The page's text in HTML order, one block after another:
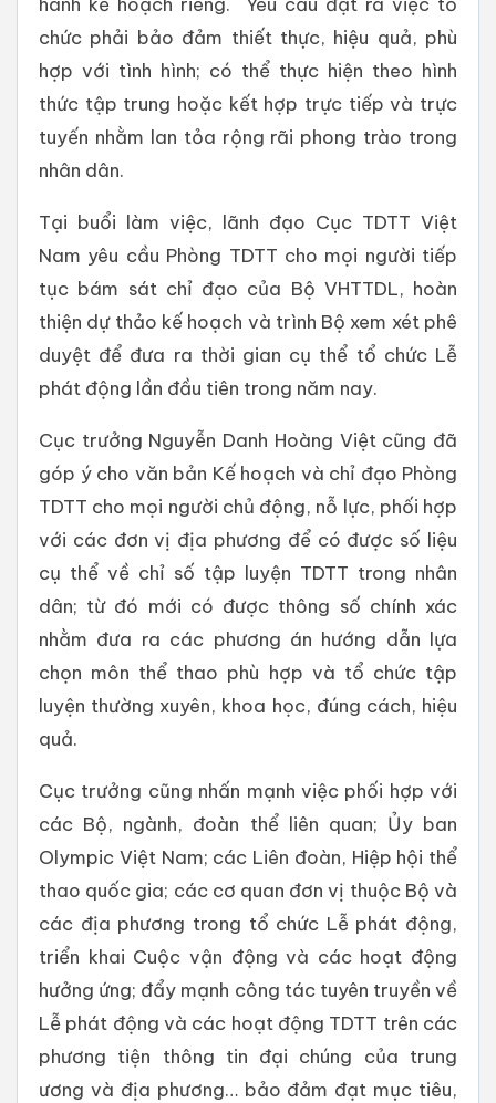
chức phải bảo đảm thiết thực, hiệu quả, phù
hợp với tình hình; có thể thực hiện theo hình
thức tập trung hoặc kết hợp trực tiếp và trực
tuyến nhằm lan tỏa rộng rãi phong trào trong
nhân dân.
Tại buổi làm việc, lãnh đạo Cục TDTT Việt
Nam yêu cầu Phòng TDTT cho mọi người tiếp
tục bám sát chỉ đạo của Bộ VHTTDL, hoàn
thiện dự thảo kế hoạch và trình Bộ xem xét phê
duyệt để đưa ra thời gian cụ thể tổ chức Lễ
phát động lần đầu tiên trong năm nay.
Cục trưởng Nguyễn Danh Hoàng Việt cũng đã
góp ý cho văn bản Kế hoạch và chỉ đạo Phòng
TDTT cho mọi người chủ động, nỗ lực, phối hợp
với các đơn vị địa phương để có được số liệu
cụ thể về chỉ số tập luyện TDTT trong nhân
dân; từ đó mới có được thông số chính xác
nhằm đưa ra các phương án hướng dẫn lựa
chọn môn thể thao phù hợp và tổ chức tập
luyện thường xuyên, khoa học, đúng cách, hiệu
quả.
Cục trưởng cũng nhấn mạnh việc phối hợp với
các Bộ, ngành, đoàn thể liên quan; Ủy ban
Olympic Việt Nam; các Liên đoàn, Hiệp hội thể
thao quốc gia; các cơ quan đơn vị thuộc Bộ và
các địa phương trong tổ chức Lễ phát động,
triển khai Cuộc vận động và các hoạt động
hưởng ứng; đẩy mạnh công tác tuyên truyền về
Lễ phát động và các hoạt động TDTT trên các
phương tiện thông tin đại chúng của trung
ương và địa phương… bảo đảm đạt mục tiêu,